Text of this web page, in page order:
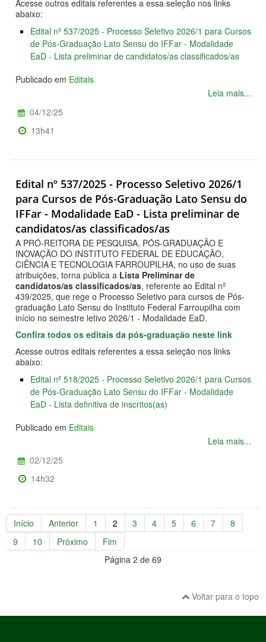
Acesse outros editais referentes a essa seleção nos links
abaixo:
Edital nº 537/2025 - Processo Seletivo 2026/1 para Cursos
de Pós-Graduação Lato Sensu do IFFar - Modalidade
EaD - Lista preliminar de candidatos/as classificados/as
Publicado em Editais
Leia mais...
04/12/25
13h41
Edital nº 537/2025 - Processo Seletivo 2026/1
para Cursos de Pós-Graduação Lato Sensu do
IFFar - Modalidade EaD - Lista preliminar de
candidatos/as classificados/as
A PRÓ-REITORA DE PESQUISA, PÓS-GRADUAÇÃO E
INOVAÇÃO DO INSTITUTO FEDERAL DE EDUCAÇÃO,
CIÊNCIA E TECNOLOGIA FARROUPILHA, no uso de suas
atribuições, torna pública a Lista Preliminar de
candidatos/as classificados/as, referente ao Edital nº
439/2025, que rege o Processo Seletivo para cursos de Pós-
graduação Lato Sensu do Instituto Federal Farroupilha com
início no semestre letivo 2026/1 - Modalidade EaD.
Confira todos os editais da pós-graduação neste link
Acesse outros editais referentes a essa seleção nos links
abaixo:
Edital nº 518/2025 - Processo Seletivo 2026/1 para Cursos
de Pós-Graduação Lato Sensu do IFFar - Modalidade
EaD - Lista definitiva de inscritos(as)
Publicado em Editais
Leia mais...
02/12/25
14h32
Início Anterior 1 2 3 4 5 6 7
8
9
10 Próximo
Fim
Página 2 de 69
Voltar para o topo